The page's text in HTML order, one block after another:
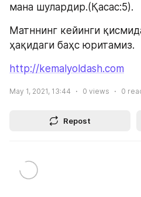
мана шулардир.(Қасас:5).
Матннинг кейинги
ҳақидаги баҳс юритамиз.
http://kemalyoldash.com
May 1, 2021, 13:44 0 views 0
Repost